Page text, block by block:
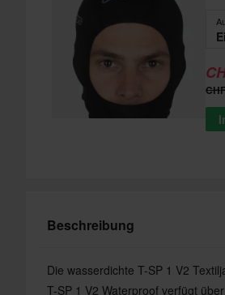
Beschreibung
Die wasserdichte T-SP 1 V2
T-SP 1 V2 Waterproof verfügt